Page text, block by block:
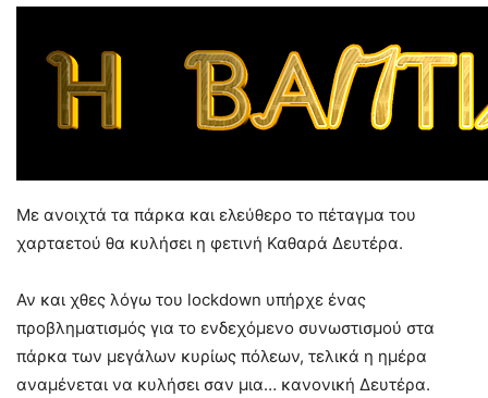
Με ανοιχτά τα πάρκα και ελεύθερο το πέταγμα του
χαρταετού θα κυλήσει η φετινή Καθαρά Δευτέρα.
Αν και χθες λόγω του lockdown υπήρχε ένας
προβληματισμός για το ενδεχόμενο συνωστισμού στα
πάρκα των μεγάλων κυρίως πόλεων, τελικά η ημέρα
αναμένεται να κυλήσει σαν μια… κανονική Δευτέρα.